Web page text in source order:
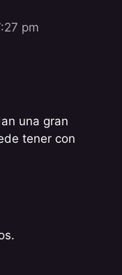
pm
una gran
tener con